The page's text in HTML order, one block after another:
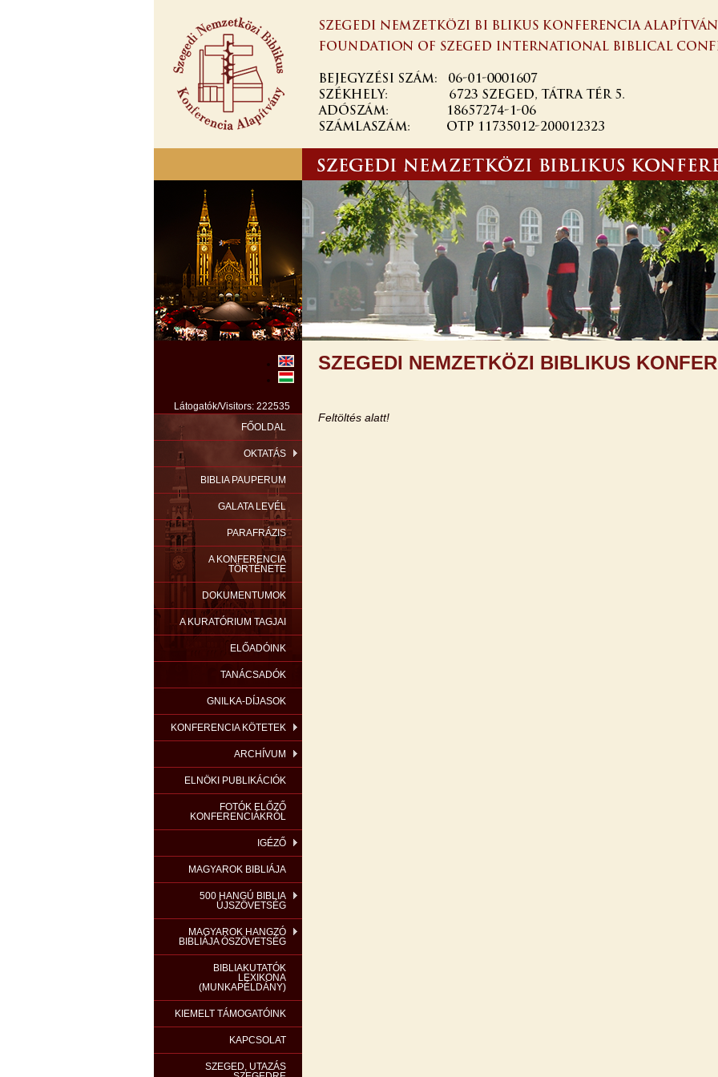
SZEGEDI NEMZETKÖZI BIBLIKUS
Feltöltés alatt!
Látogatók/Visitors: 222535
FŐOLDAL
OKTATÁS
BIBLIA PAUPERUM
GALATA LEVÉL
PARAFRÁZIS
A KONFERENCIA
TÖRTÉNETE
DOKUMENTUMOK
A KURATÓRIUM TAGJAI
ELŐADÓINK
TANÁCSADÓK
GNILKA-DÍJASOK
KONFERENCIA KÖTETEK
ARCHÍVUM
ELNÖKI PUBLIKÁCIÓK
FOTÓK ELŐZŐ
KONFERENCIÁKRÓL
IGÉZŐ
MAGYAROK BIBLIÁJA
500 HANGÚ BIBLIA
ÚJSZÖVETSÉG
MAGYAROK HANGZÓ
BIBLIÁJA ÓSZÖVETSÉG
BIBLIAKUTATÓK
LEXIKONA
(MUNKAPÉLDÁNY)
KIEMELT TÁMOGATÓINK
KAPCSOLAT
SZEGED, UTAZÁS